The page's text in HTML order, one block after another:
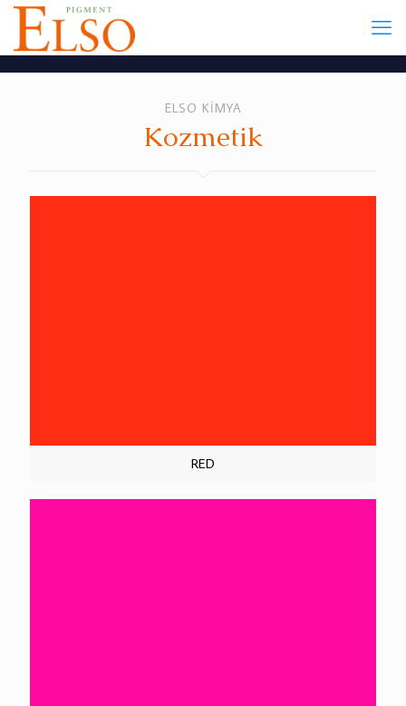
ELSO KİMYA
Kozmetik
RED